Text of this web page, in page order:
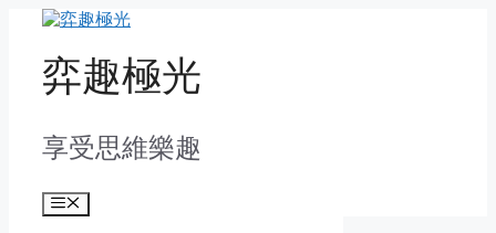
content弈趣極光
享受思維樂趣
Menu